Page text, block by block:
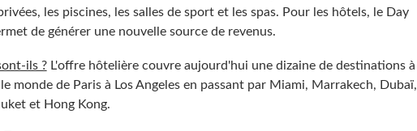
les piscines, les salles de sport et les spas. Pour les hôtels, le Day
de générer une nouvelle source de revenus.
ils ?L'offre hôtelière couvre aujourd'hui une dizaine de destinations à
monde de Paris à Los Angeles en passant par Miami, Marrakech, Dubaï,
et Hong Kong.